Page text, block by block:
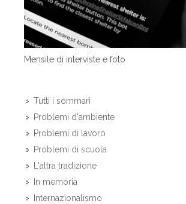
Mensile di interviste e foto
Tutti i sommari
Problemi d'ambiente
Problemi di lavoro
Problemi di scuola
L'altra tradizione
In memoria
Internazionalismo